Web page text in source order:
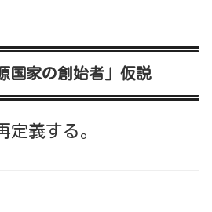
国家の創始者」仮説
定義する。